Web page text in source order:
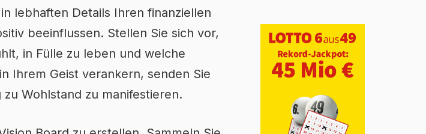
lebhaften Details Ihren finanziellen
beeinflussen. Stellen Sie sich vor,
in Fülle zu leben und welche
Ihrem Geist verankern, senden Sie
Wohlstand zu manifestieren.